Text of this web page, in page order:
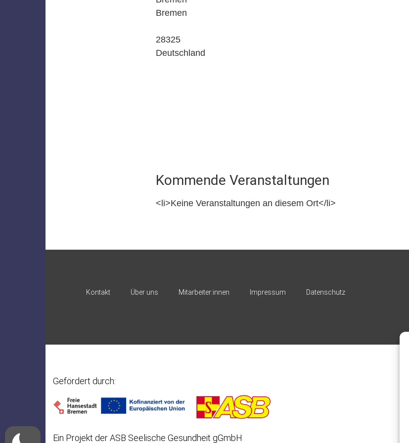
Bremen
28325
Deutschland
Kommende Veranstaltungen
<li>Keine Veranstaltungen an diesem Ort</li>
Kontakt Über uns Mitarbeiter:innen Impressum Datenschutz
Gefördert durch:
Ein Projekt der ASB Seelische Gesundheit gGmbH